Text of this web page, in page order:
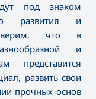
под знаком
развития и
верим, что в
и
представится
развить свои
прочных основ